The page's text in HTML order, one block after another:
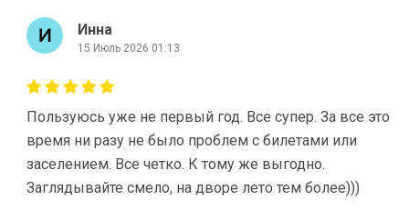
Инна
15 Июль 2026 01:13
Пользуюсь уже не первый год. Все супер. За все это
время ни разу не было проблем с билетами или
заселением. Все четко. К тому же выгодно.
Заглядывайте смело, на дворе лето тем более)))